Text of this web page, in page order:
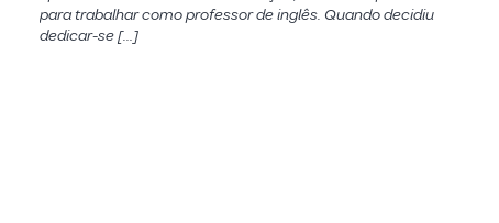
para trabalhar como professor de inglês. Quando decidiu
dedicar-se […]